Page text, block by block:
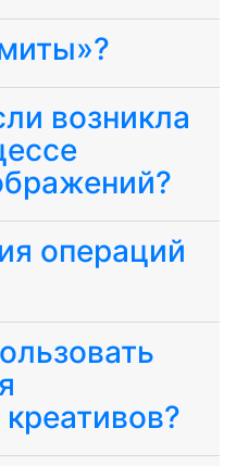
возникла
операций